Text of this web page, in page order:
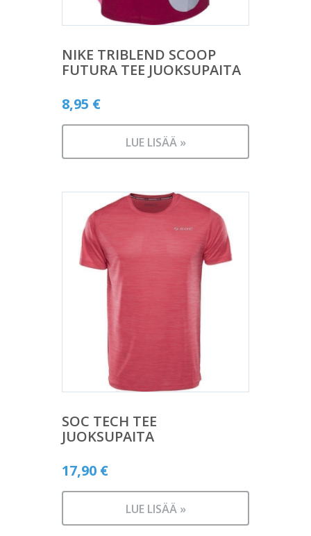
NIKE TRIBLEND SCOOP
FUTURA TEE JUOKSUPAITA
8,95 €
LUE LISÄÄ »
SOC TECH TEE
JUOKSUPAITA
17,90 €
LUE LISÄÄ »